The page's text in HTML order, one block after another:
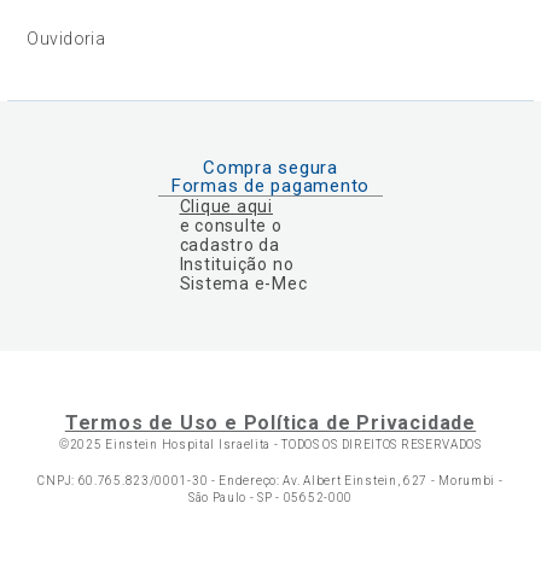
Ouvidoria
Compra segura
Formas de pagamento
Clique aqui
e consulte o
cadastro da
Instituição no
Sistema e-Mec
Termos de Uso e Política de Privacidade
©2025 Einstein Hospital Israelita -TODOS OS DIREITOS RESERVADOS
CNPJ: 60.765.823/0001-30 - Endereço: Av. Albert Einstein, 627 - Morumbi -
São Paulo - SP - 05652-000